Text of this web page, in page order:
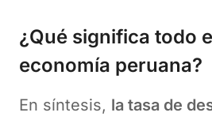
¿Qué significa todo
economía peruana?
En síntesis, la tasa de